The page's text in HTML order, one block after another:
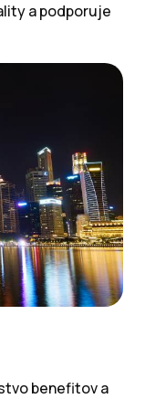
a podporuje
benefitov a